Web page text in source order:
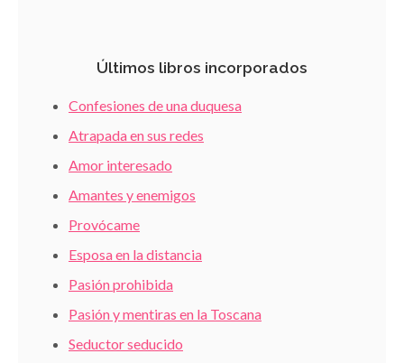
Últimos libros incorporados
Confesiones de una duquesa
Atrapada en sus redes
Amor interesado
Amantes y enemigos
Provócame
Esposa en la distancia
Pasión prohibida
Pasión y mentiras en la Toscana
Seductor seducido